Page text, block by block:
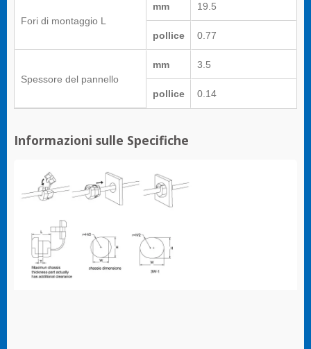
Fori di montaggio L
mm 19.5
pollice 0.77
Spessore del pannello
mm 3.5
pollice 0.14
Informazioni sulle Specifiche